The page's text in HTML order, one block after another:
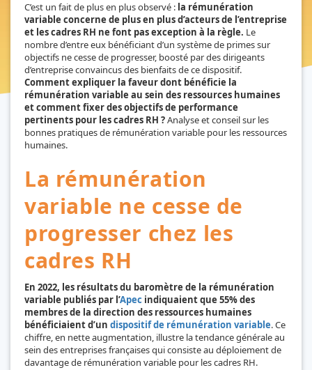
C’est un fait de plus en plus observé : la rémunération
variable concerne de plus en plus d’acteurs de l’entreprise
et les cadres RH ne font pas exception à la règle. Le
nombre d’entre eux bénéficiant d’un système de primes sur
objectifs ne cesse de progresser, boosté par des dirigeants
d’entreprise convaincus des bienfaits de ce dispositif.
Comment expliquer la faveur dont bénéficie la
rémunération variable au sein des ressources humaines
et comment fixer des objectifs de performance
pertinents pour les cadres RH ?Analyse et conseil sur les
bonnes pratiques de rémunération variable pour les ressources
humaines.
La rémunération
variable ne cesse de
progresser chez les
cadres RH
En 2022, les résultats du baromètre de la rémunération
variable publiés par l’Apec indiquaient que 55% des
membres de la direction des ressources humaines
bénéficiaient d’un dispositif de rémunération variable. Ce
chiffre, en nette augmentation, illustre la tendance générale au
sein des entreprises françaises qui consiste au déploiement de
davantage de rémunération variable pour les cadres RH.